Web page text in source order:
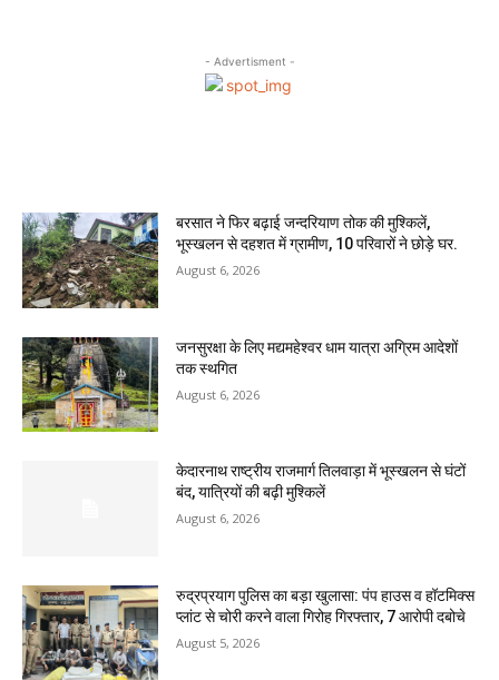
- Advertisment -
बरसात ने फिर बढ़ाई जन्दरियाण तोक की मुश्किलें,
भूस्खलन से दहशत में ग्रामीण, 10 परिवारों ने छोड़े घर.
August 6, 2026
जनसुरक्षा के लिए मद्यमहेश्वर धाम यात्रा अग्रिम आदेशों
तक स्थगित
August 6, 2026
केदारनाथ राष्ट्रीय राजमार्ग तिलवाड़ा में भूस्खलन से घंटों
बंद, यात्रियों की बढ़ी मुश्किलें
August 6, 2026
रुद्रप्रयाग पुलिस का बड़ा खुलासा: पंप हाउस व हॉटमिक्स
प्लांट से चोरी करने वाला गिरोह गिरफ्तार, 7 आरोपी दबोचे
August 5, 2026